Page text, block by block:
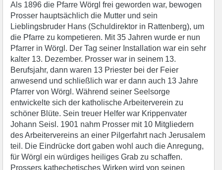
Als 1896 die Pfarre Wörgl frei geworden war, bewogen
Prosser hauptsächlich die Mutter und sein
Lieblingsbruder Hans (Schuldirektor in Rattenberg), um
die Pfarre zu kompetieren. Mit 35 Jahren wurde er nun
Pfarrer in Wörgl. Der Tag seiner Installation war ein sehr
kalter 13. Dezember. Prosser war in seinem 13.
Berufsjahr, dann waren 13 Priester bei der Feier
anwesend und schließlich war er dann auch 13 Jahre
Pfarrer von Wörgl. Während seiner Seelsorge
entwickelte sich der katholische Arbeiterverein zu
schöner Blüte. Sein treuer Helfer war Krippenvater
Johann Seisl. 1901 nahm Prosser mit 10 Mitgliedern
des Arbeitervereins an einer Pilgerfahrt nach Jerusalem
teil. Die Eindrücke dort gaben wohl auch die Anregung,
für Wörgl ein würdiges heiliges Grab zu schaffen.
Prossers kathechetisches Wirken wird von seinen